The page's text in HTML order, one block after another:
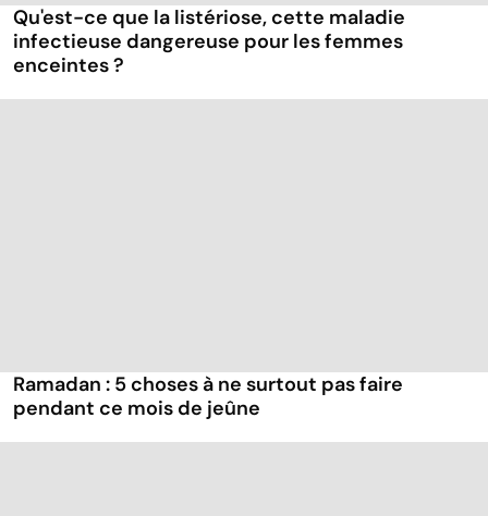
Qu'est-ce que la listériose, cette maladie
infectieuse dangereuse pour les femmes
enceintes ?
Ramadan : 5 choses à ne surtout pas faire
pendant ce mois de jeûne